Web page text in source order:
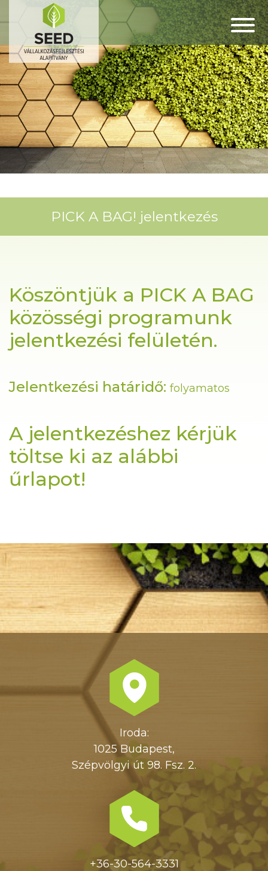
PICK A BAG! jelentkezés
Köszöntjük a PICK A BAG
közösségi programunk
jelentkezési felületén.
Jelentkezési határidő: folyamatos
A jelentkezéshez kérjük
töltse ki az alábbi
űrlapot!
Iroda:
1025 Budapest,
Szépvölgyi út 98. Fsz. 2.
+36-30-564-3331